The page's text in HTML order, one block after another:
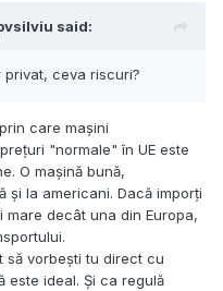
said:
privat, ceva riscuri?
care mașini
"normale" în UE este
O mașină bună,
și la americani. Dacă imporți
decât una din Europa,
să vorbești tu direct cu
este ideal. Și ca regulă